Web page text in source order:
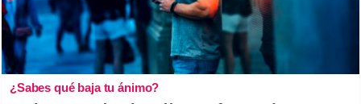
¿Sabes qué baja tu ánimo?